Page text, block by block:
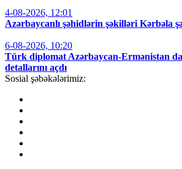
4-08-2026, 12:01
Azərbaycanlı şəhidlərin şəkilləri Kərbəla
6-08-2026, 10:20
Türk diplomat Azərbaycan-Ermənistan
detallarını açdı
Sosial şəbəkələrimiz: